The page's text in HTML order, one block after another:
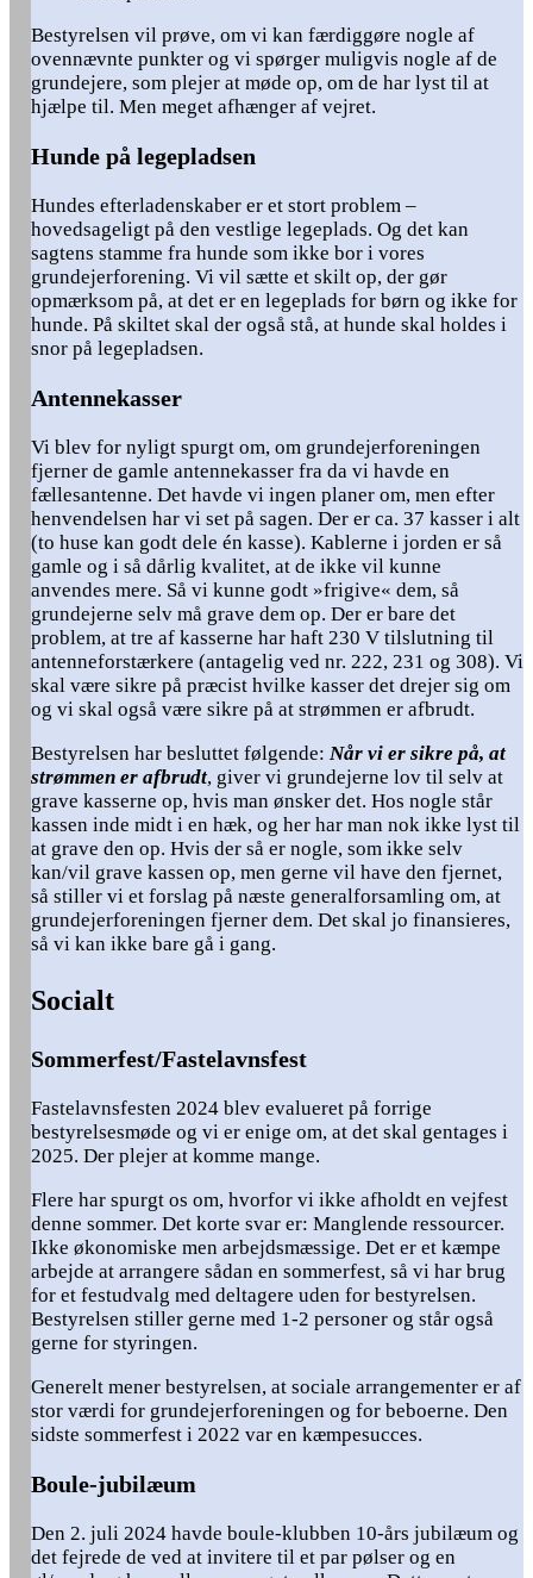
Bestyrelsen vil prøve, om vi kan færdiggøre nogle af
ovennævnte punkter og vi spørger muligvis nogle af de
grundejere, som plejer at møde op, om de har lyst til at
hjælpe til. Men meget afhænger af vejret.
Hunde på legepladsen
Hundes efterladenskaber er et stort problem –
hovedsageligt på den vestlige legeplads. Og det kan
sagtens stamme fra hunde som ikke bor i vores
grundejerforening. Vi vil sætte et skilt op, der gør
opmærksom på, at det er en legeplads for børn og ikke for
hunde. På skiltet skal der også stå, at hunde skal holdes i
snor på legepladsen.
Antennekasser
Vi blev for nyligt spurgt om, om grundejerforeningen
fjerner de gamle antennekasser fra da vi havde en
fællesantenne. Det havde vi ingen planer om, men efter
henvendelsen har vi set på sagen. Der er ca. 37 kasser i alt
(to huse kan godt dele én kasse). Kablerne i jorden er så
gamle og i så dårlig kvalitet, at de ikke vil kunne
anvendes mere. Så vi kunne godt »frigive« dem, så
grundejerne selv må grave dem op. Der er bare det
problem, at tre af kasserne har haft 230 V tilslutning til
antenneforstærkere (antagelig ved nr. 222, 231 og 308). Vi
skal være sikre på præcist hvilke kasser det drejer sig om
og vi skal også være sikre på at strømmen er afbrudt.
Bestyrelsen har besluttet følgende: Når vi er sikre på, at
strømmen er afbrudt, giver vi grundejerne lov til selv at
grave kasserne op, hvis man ønsker det. Hos nogle står
kassen inde midt i en hæk, og her har man nok ikke lyst til
at grave den op. Hvis der så er nogle, som ikke selv
kan/vil grave kassen op, men gerne vil have den fjernet,
så stiller vi et forslag på næste generalforsamling om, at
grundejerforeningen fjerner dem. Det skal jo finansieres,
så vi kan ikke bare gå i gang.
Socialt
Sommerfest/Fastelavnsfest
Fastelavnsfesten 2024 blev evalueret på forrige
bestyrelsesmøde og vi er enige om, at det skal gentages i
2025. Der plejer at komme mange.
Flere har spurgt os om, hvorfor vi ikke afholdt en vejfest
denne sommer. Det korte svar er: Manglende ressourcer.
Ikke økonomiske men arbejdsmæssige. Det er et kæmpe
arbejde at arrangere sådan en sommerfest, så vi har brug
for et festudvalg med deltagere uden for bestyrelsen.
Bestyrelsen stiller gerne med 1-2 personer og står også
gerne for styringen.
Generelt mener bestyrelsen, at sociale arrangementer er af
stor værdi for grundejerforeningen og for beboerne. Den
sidste sommerfest i 2022 var en kæmpesucces.
Boule-jubilæum
Den 2. juli 2024 havde boule-klubben 10-års jubilæum og
det fejrede de ved at invitere til et par pølser og en